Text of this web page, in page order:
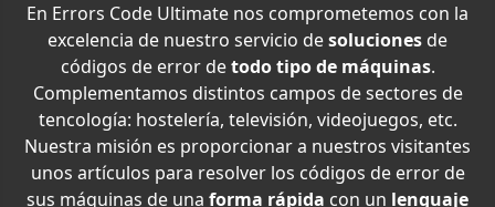
En Errors Code Ultimate nos comprometemos con la
excelencia de nuestro servicio desoluciones de
códigos de error detodo tipo de máquinas.
Complementamos distintos campos de sectores de
tencología: hostelería, televisión, videojuegos, etc.
Nuestra misión es proporcionar a nuestros visitantes
unos artículos para resolver los códigos de error de
sus máquinas de una forma rápida con un lenguaje